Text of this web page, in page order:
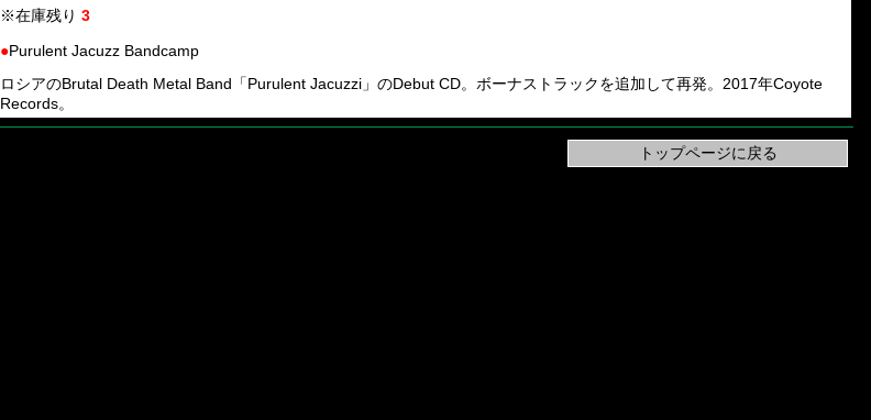
※在庫残り 3
●Purulent Jacuzz Bandcamp
ロシアのBrutal Death Metal Band「Purulent Jacuzzi」のDebut CD。ボーナストラックを追加して再発。2017年Coyote
Records。